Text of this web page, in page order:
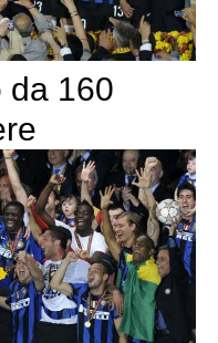
da 160